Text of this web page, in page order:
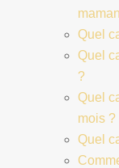
Quel
Quel
?
Quel
mois ?
Quel